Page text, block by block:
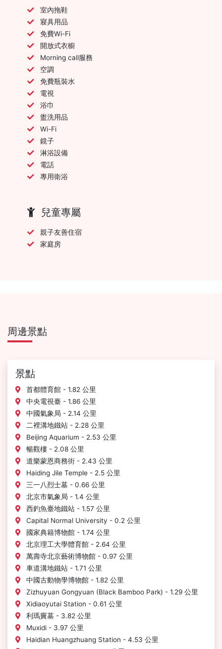
室內拖鞋
寢具用品
免費Wi-Fi
開放式衣櫥
Morning call服務
空調
免費瓶裝水
電視
浴巾
盥洗用品
Wi-Fi
鏡子
淋浴設備
電話
專用衛浴
兒童專屬
親子友善住宿
家庭房
周邊景點
景點
首都體育館 - 1.82 公里
中央電視臺 - 1.86 公里
中國氣象局 - 2.14 公里
二裡溝地鐵站 - 2.28 公里
Beijing Aquarium - 2.53 公里
暢觀樓 - 2.08 公里
道樂蒙恩商務街 - 2.43 公里
Haiding Jile Temple - 2.5 公里
三一八烈士墓 - 0.66 公里
北京市氣象局 - 1.4 公里
西釣魚臺地鐵站 - 1.57 公里
Capital Normal University - 0.2 公里
國家典籍博物館 - 1.74 公里
北京理工大學體育館 - 2.64 公里
萬壽寺北京藝術博物館 - 0.97 公里
車道溝地鐵站 - 1.71 公里
中國古動物學博物館 - 1.82 公里
Zizhuyuan Gongyuan (Black Bamboo Park) - 1.29 公里
Xidiaoyutai Station - 0.61 公里
利瑪竇墓 - 3.82 公里
Muxidi - 3.97 公里
Haidian Huangzhuang Station - 4.53 公里